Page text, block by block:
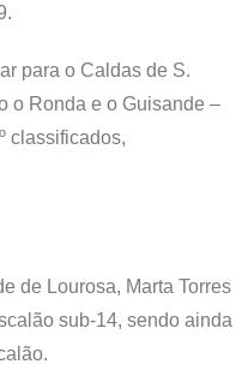
para o Caldas de S.
o Ronda e o Guisande –
classificados,
de Lourosa, Marta Torres
sub-14, sendo ainda